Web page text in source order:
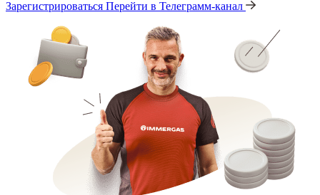
Зарегистрироваться Перейти в Телеграмм-канал